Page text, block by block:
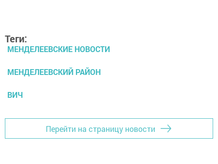
Теги:
МЕНДЕЛЕЕВСКИЕ НОВОСТИ
МЕНДЕЛЕЕВСКИЙ РАЙОН
ВИЧ
Перейти на страницу новости